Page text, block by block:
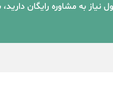
نیاز به مشاوره رایگان